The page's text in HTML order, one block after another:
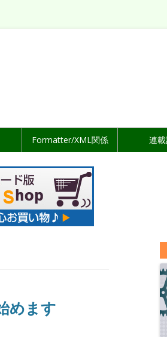
Formatter/XML関係 連
めます